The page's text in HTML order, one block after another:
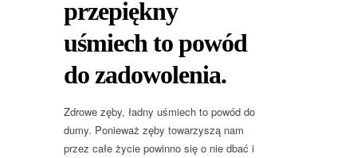
przepiękny
uśmiech to powód
do zadowolenia.
Zdrowe zęby, ładny uśmiech to powód do
dumy. Ponieważ zęby towarzyszą nam
przez całe życie powinno się o nie dbać i